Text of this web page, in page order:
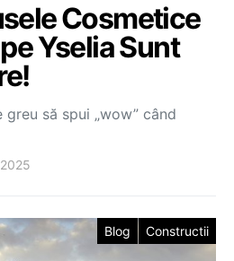
Cosmetice
Yselia Sunt
să spui „wow” când
Blog Constructii